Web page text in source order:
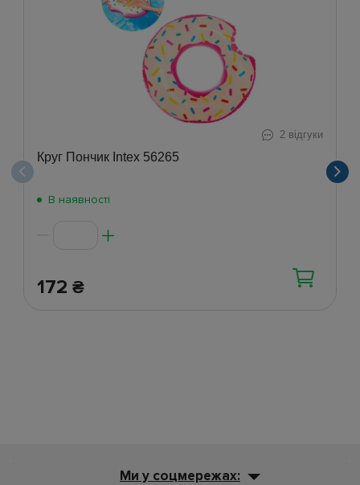
2 відгуки
Круг Пончик Intex 56265
В наявності
172 ₴
Ми у соцмережах: